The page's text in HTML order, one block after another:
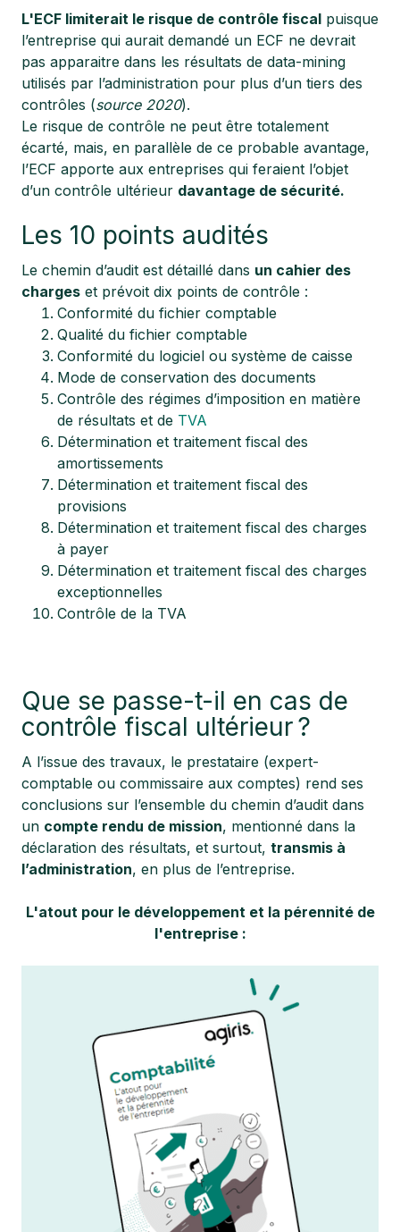
L'ECF limiterait le risque de contrôle fiscal puisque
l’entreprise qui aurait demandé un ECF ne devrait
pas apparaitre dans les résultats de data-mining
utilisés par l’administration pour plus d’un tiers des
contrôles (source 2020).
Le risque de contrôle ne peut être totalement
écarté, mais, en parallèle de ce probable avantage,
l’ECF apporte aux entreprises qui feraient l’objet
d’un contrôle ultérieur davantage de sécurité.
Les 10 points audités
Le chemin d’audit est détaillé dans un cahier des
charges et prévoit dix points de contrôle :
Conformité du fichier comptable
Qualité du fichier comptable
Conformité du logiciel ou système de caisse
Mode de conservation des documents
Contrôle des régimes d’imposition en matière
de résultats et de TVA
Détermination et traitement fiscal des
amortissements
Détermination et traitement fiscal des
provisions
Détermination et traitement fiscal des charges
à payer
Détermination et traitement fiscal des charges
exceptionnelles
Contrôle de la TVA
Que se passe-t-il en cas de
contrôle fiscal ultérieur ?
A l’issue des travaux, le prestataire (expert-
comptable ou commissaire aux comptes) rend ses
conclusions sur l’ensemble du chemin d’audit dans
un compte rendu de mission, mentionné dans la
déclaration des résultats, et surtout, transmis à
l’administration, en plus de l’entreprise.
L'atout pour le développement et la pérennité de
l'entreprise :